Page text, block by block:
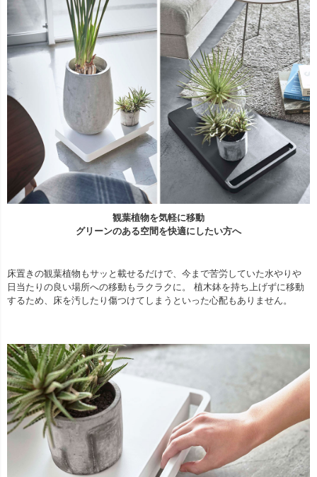
観葉植物を気軽に移動
グリーンのある空間を快適にしたい方へ
床置きの観葉植物もサッと載せるだけで、今まで苦労していた水やりや
日当たりの良い場所への移動もラクラクに。 植木鉢を持ち上げずに移動
するため、床を汚したり傷つけてしまうといった心配もありません。